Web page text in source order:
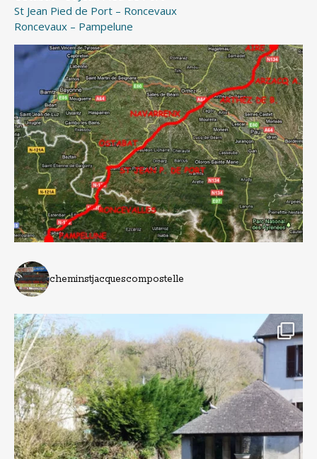
St Jean Pied de Port – Roncevaux
Roncevaux – Pampelune
cheminstjacquescompostelle